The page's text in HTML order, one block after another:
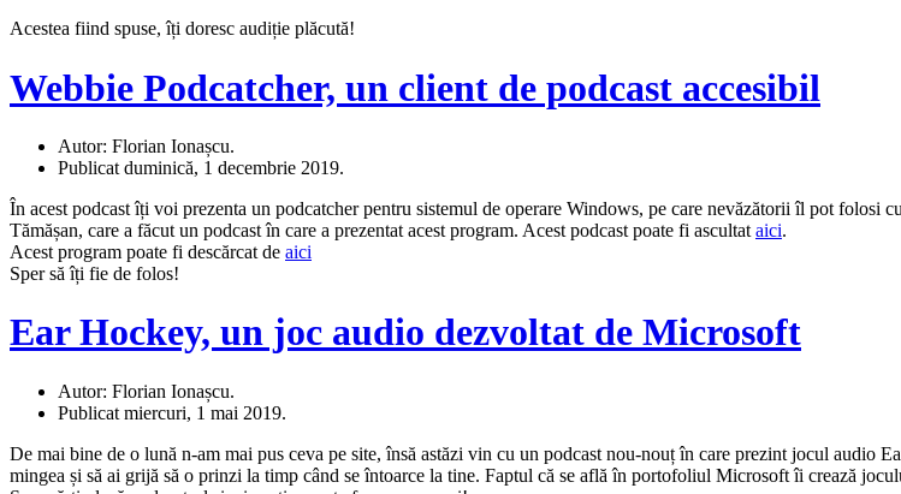
Acestea fiind spuse, îți doresc audiție plăcută!
Webbie Podcatcher, un client de podcast accesibil
Autor: Florian Ionașcu.
Publicat duminică, 1 decembrie 2019.
În acest podcast îți voi prezenta un podcatcher pentru sistemul de operare Windows, pe care nevăzătorii îl pot
Tămășan, care a făcut un podcast în care a prezentat acest program. Acest podcast poate fi ascultat aici.
Acest program poate fi descărcat de aici
Sper să îți fie de folos!
Ear Hockey, un joc audio dezvoltat de Microsoft
Autor: Florian Ionașcu.
Publicat miercuri, 1 mai 2019.
De mai bine de o lună n-am mai pus ceva pe site, însă astăzi vin cu un podcast nou-nouț în care prezint jocul audio
mingea și să ai grijă să o prinzi la timp când se întoarce la tine. Faptul că se află în portofoliul Microsoft îi crează